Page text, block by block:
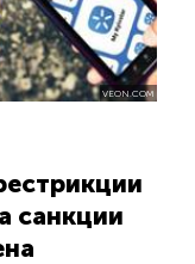
VEON.COM
санкции